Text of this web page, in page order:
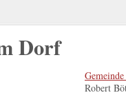
Dorf
Robert